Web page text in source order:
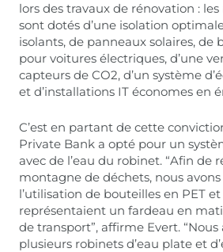
lors des travaux de rénovation :
sont dotés d’une isolation
isolants, de panneaux solaires, de
pour voitures électriques, d’une
capteurs de CO2, d’un système
et d’installations IT économes en
C’est en partant de cette
Private Bank a opté pour un
avec de l’eau du robinet. “Afin de
montagne de déchets, nous
l’utilisation de bouteilles en PET
représentaient un fardeau en
de transport”, affirme Evert.
plusieurs robinets d’eau plate et